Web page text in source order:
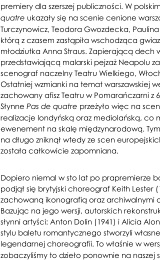
premiery dla szerszej publiczności. W
quatre ukazały się na scenie cenione
Turczynowicz, Teodora Gwozdecka,
którą z czasem zastąpiła wschodząca
młodziutka Anna Straus. Zapierającą dech
przedstawiającą malarski pejzaż Neapolu
scenograf naczelny Teatru Wielkiego,
Ostatniej wzmianki na temat warszawskiej
zachowany afisz Teatru w Pomarańczarni z
Słynne Pas de quatre przeżyło więc na
realizacje londyńską oraz mediolańską, co
ewenement na skalę międzynarodową.
na długo zniknął wtedy ze scen
została całkowicie zapomniana.
Dopiero niemal w sto lat po prapremierze
podjął się brytyjski choreograf Keith Lester
zachowaną ikonografią oraz archiwalnymi
Bazując na jego wersji, autorskich
słynni artyści: Anton Dolin (1941) i Alicia
stylu baletu romantycznego stworzyli
legendarnej choreografii. To właśnie w
zobaczyliśmy to dzieło ponownie na